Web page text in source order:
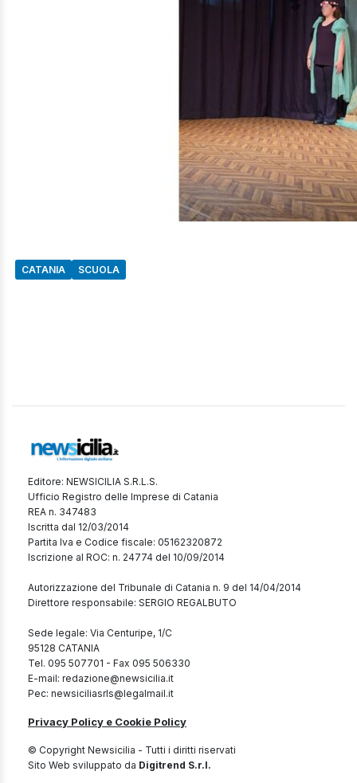
CATANIA SCUOLA
Editore: NEWSICILIA S.R.L.S.
Ufficio Registro delle Imprese di Catania
REA n. 347483
Iscritta dal 12/03/2014
Partita Iva e Codice fiscale: 05162320872
Iscrizione al ROC: n. 24774 del 10/09/2014
Autorizzazione del Tribunale di Catania n. 9 del 14/04/2014
Direttore responsabile: SERGIO REGALBUTO
Sede legale: Via Centuripe, 1/C
95128 CATANIA
Tel. 095 507701 - Fax 095 506330
E-mail: redazione@newsicilia.it
Pec: newsiciliasrls@legalmail.it
Privacy Policy e Cookie Policy
© Copyright Newsicilia - Tutti i diritti riservati
Sito Web sviluppato da Digitrend S.r.l.